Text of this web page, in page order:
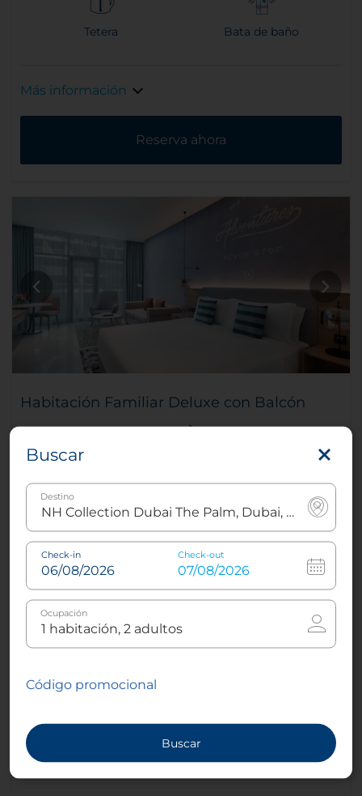
Tetera Bata de baño
Más información
Reserva ahora
Habitación Familiar Deluxe con Balcón
Aire acondicionado o
climatizador
Balcón con vista
Máquina de café espresso
Buscar
Destino
Check-in Check-out
Ocupación
Código promocional
Buscar